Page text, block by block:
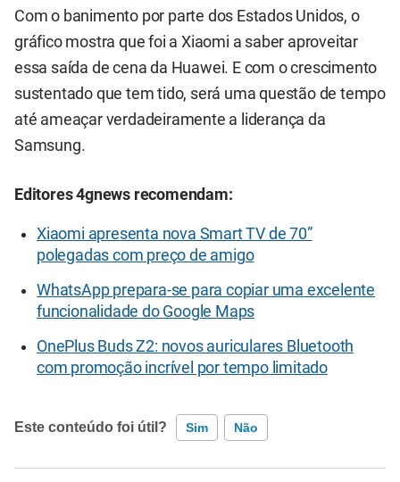
Com o banimento por parte dos Estados Unidos, o
gráfico mostra que foi a Xiaomi a saber aproveitar
essa saída de cena da Huawei. E com o crescimento
sustentado que tem tido, será uma questão de tempo
até ameaçar verdadeiramente a liderança da
Samsung.
Editores 4gnews recomendam:
Xiaomi apresenta nova Smart TV de 70”
polegadas com preço de amigo
WhatsApp prepara-se para copiar uma excelente
funcionalidade do Google Maps
OnePlus Buds Z2: novos auriculares Bluetooth
com promoção incrível por tempo limitado
Este conteúdo foi útil? Sim Não